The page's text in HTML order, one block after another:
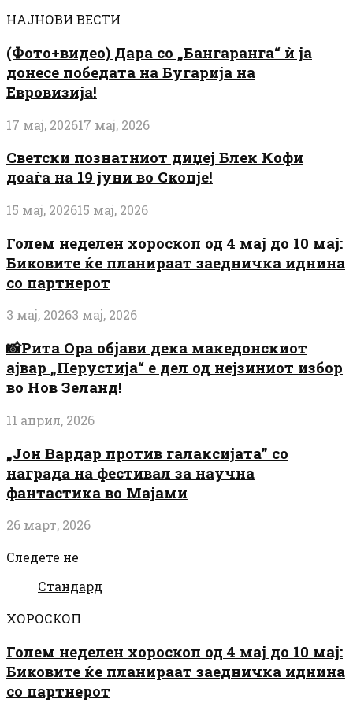
НАЈНОВИ ВЕСТИ
(Фото+видео) Дара со „Бангаранга“ ѝ ја
донесе победата на Бугарија на
Евровизија!
17 мај, 202617 мај, 2026
Светски познатниот диџеј Блек Кофи
доаѓа на 19 јуни во Скопје!
15 мај, 202615 мај, 2026
Голем неделен хороскоп од 4 мај до 10 мај:
Биковите ќе планираат заедничка иднина
со партнерот
3 мај, 20263 мај, 2026
📸Рита Ора објави дека македонскиот
ајвар „Перустија“ е дел од нејзиниот избор
во Нов Зеланд!
11 април, 2026
„Јон Вардар против галаксијата” со
награда на фестивал за научна
фантастика во Мајами
26 март, 2026
Следете не
Стандард
ХОРОСКОП
Голем неделен хороскоп од 4 мај до 10 мај:
Биковите ќе планираат заедничка иднина
со партнерот